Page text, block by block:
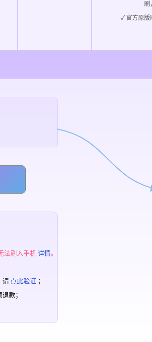
刷
✓ 官方原版
法刷入手机详情。
请 点此验证 ；
款；